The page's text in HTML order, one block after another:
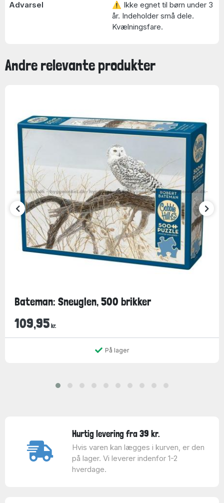
Advarsel
⚠ Ikke egnet til børn under 3
år. Indeholder små dele.
Kvælningsfare.
Andre relevante produkter
Bateman: Sneuglen, 500 brikker
109,95 kr.
På lager
Hurtig levering fra 39 kr.
Hvis varen kan lægges i kurven, er den
på lager. Vi leverer indenfor 1-2
hverdage.